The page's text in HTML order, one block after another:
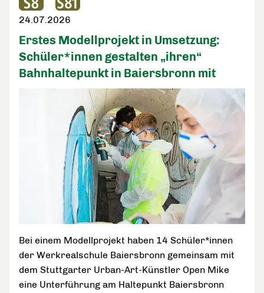
24.07.2026
Erstes Modellprojekt in Umsetzung:
Schüler*innen gestalten „ihren“
Bahnhaltepunkt in Baiersbronn mit
Bei einem Modellprojekt haben 14 Schüler*innen
der Werkrealschule Baiersbronn gemeinsam mit
dem Stuttgarter Urban-Art-Künstler Open Mike
eine Unterführung am Haltepunkt Baiersbronn